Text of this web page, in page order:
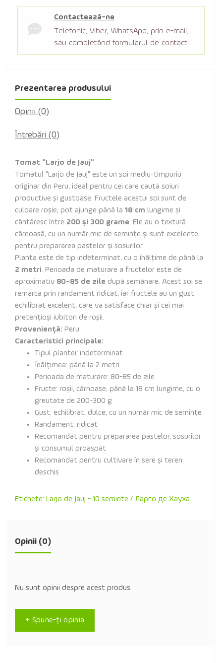
Contactează-ne
Telefonic, Viber, WhatsApp, prin e-mail,
sau completând formularul de contact!
Prezentarea produsului
Opinii (0)
Întrebări (0)
Tomat "Larjo de Jauj"
Tomatul "Larjo de Jauj" este un soi mediu-timpuriu
originar din Peru, ideal pentru cei care caută soiuri
productive și gustoase. Fructele acestui soi sunt de
culoare roșie, pot ajunge până la 18 cm lungime și
cântăresc între 200 și 300 grame. Ele au o textură
cărnoasă, cu un număr mic de semințe și sunt excelente
pentru prepararea pastelor și sosurilor.
Planta este de tip indeterminat, cu o înălțime de până la
2 metri. Perioada de maturare a fructelor este de
aproximativ 80-85 de zile după semănare. Acest soi se
remarcă prin randament ridicat, iar fructele au un gust
echilibrat excelent, care va satisface chiar și cei mai
pretențioși iubitori de roșii.
Proveniență: Peru.
Caracteristici principale:
Tipul plantei: indeterminat
Înălțimea: până la 2 metri
Perioada de maturare: 80-85 de zile
Fructe: roșii, cărnoase, până la 18 cm lungime, cu o
greutate de 200-300 g
Gust: echilibrat, dulce, cu un număr mic de semințe
Randament: ridicat
Recomandat pentru prepararea pastelor, sosurilor
și consumul proaspăt
Recomandat pentru cultivare în sere și teren
deschis
Etichete: Larjo de Jauj - 10 seminte / Ларго де Хауха
Opinii (0)
Nu sunt opinii despre acest produs.
+ Spune-ţi opinia